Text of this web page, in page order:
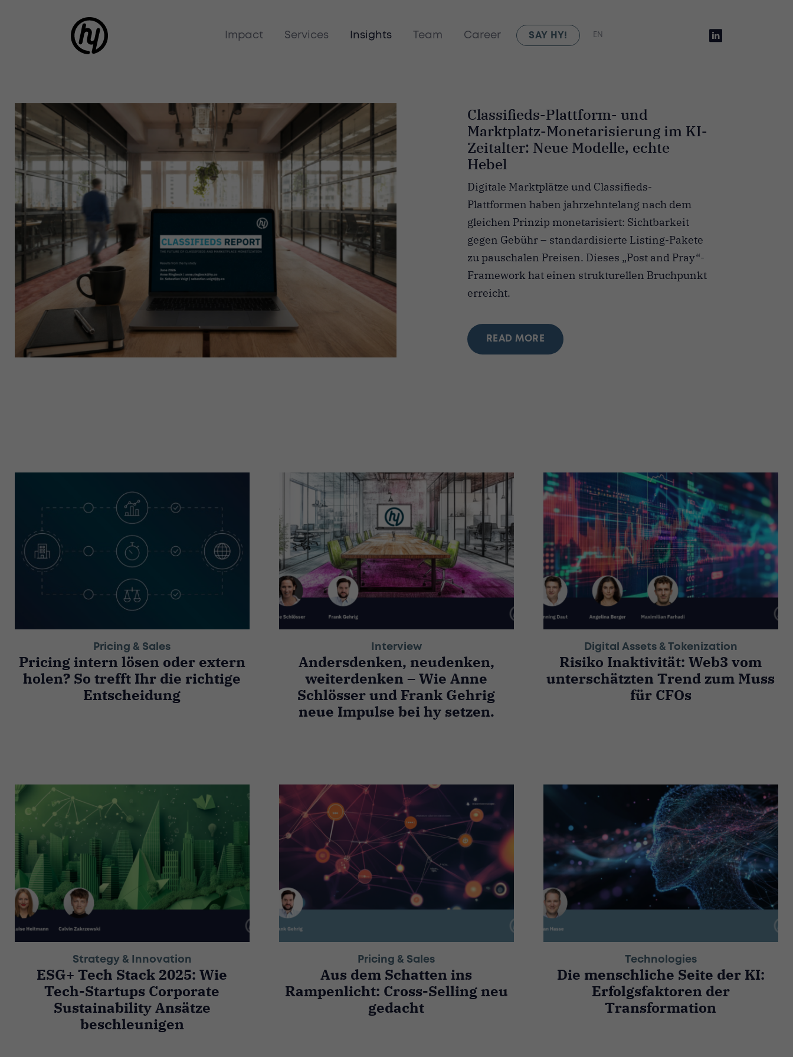
Impact Services Insights Team Career SAY HY! EN
Classifieds-Plattform- und
Marktplatz-Monetarisierung im KI-
Zeitalter: Neue Modelle, echte
Hebel
Digitale Marktplätze und Classifieds-
Plattformen haben jahrzehntelang nach dem
gleichen Prinzip monetarisiert: Sichtbarkeit
gegen Gebühr – standardisierte Listing-Pakete
zu pauschalen Preisen. Dieses „Post and Pray“-
Framework hat einen strukturellen Bruchpunkt
erreicht.
READ MORE
Pricing & Sales
Pricing intern lösen oder extern
holen? So trefft Ihr die richtige
Entscheidung
Interview
Andersdenken, neudenken,
weiterdenken – Wie Anne
Schlösser und Frank Gehrig
neue Impulse bei hy setzen.
Digital Assets & Tokenization
Risiko Inaktivität: Web3 vom
unterschätzten Trend zum Muss
für CFOs
Strategy & Innovation
ESG+ Tech Stack 2025: Wie
Tech-Startups Corporate
Sustainability Ansätze
beschleunigen
Pricing & Sales
Aus dem Schatten ins
Rampenlicht: Cross-Selling neu
gedacht
Technologies
Die menschliche Seite der KI:
Erfolgsfaktoren der
Transformation